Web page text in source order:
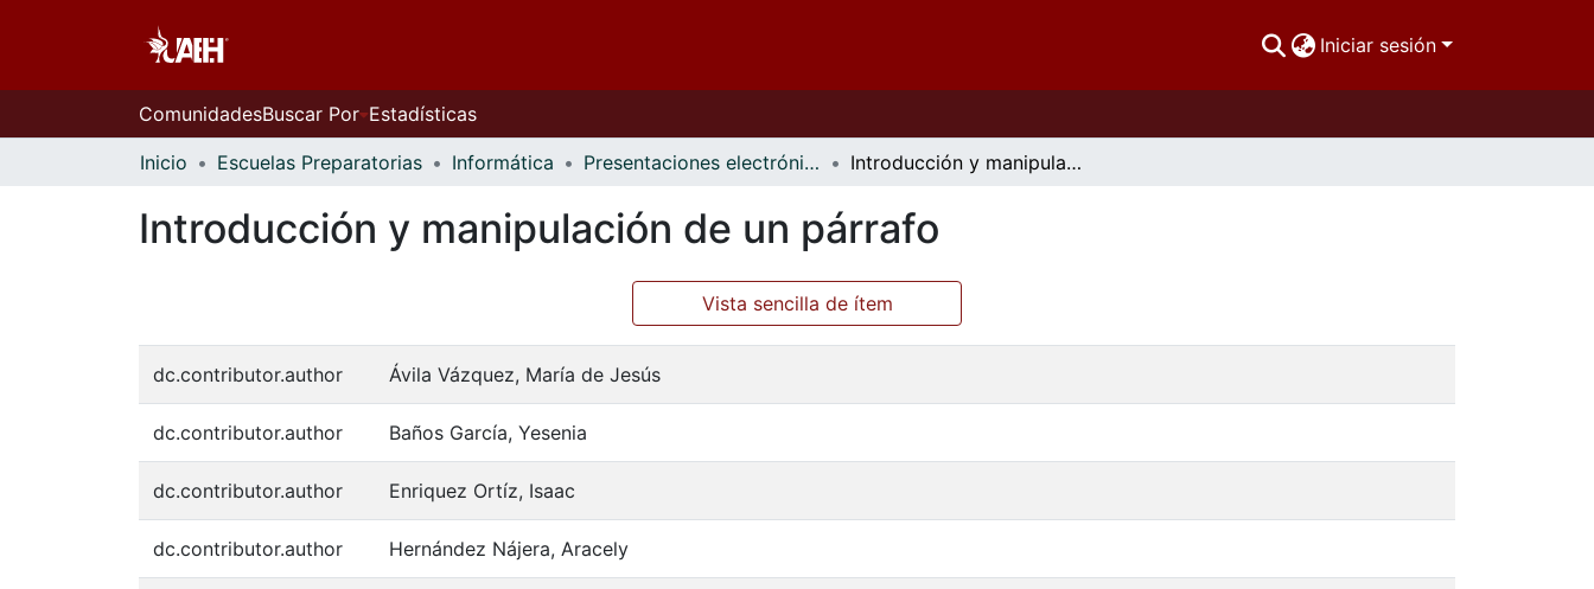
Iniciar sesión
ComunidadesBuscar Por Estadísticas
Inicio Escuelas Preparatorias Informática Presentaciones electrónicas Introducción y manipulación de un párrafo
Introducción y manipulación de un párrafo
Vista sencilla de ítem
dc.contributor.author Ávila Vázquez, María de Jesús
dc.contributor.author Baños García, Yesenia
dc.contributor.author Enriquez Ortíz, Isaac
dc.contributor.author Hernández Nájera, Aracely